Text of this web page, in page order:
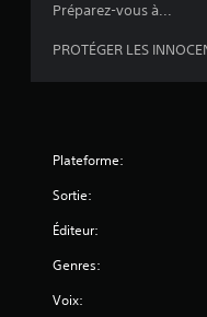
Préparez-vous à...
PROTÉGER LES
Plateforme:
Sortie:
Éditeur:
Genres:
Voix: